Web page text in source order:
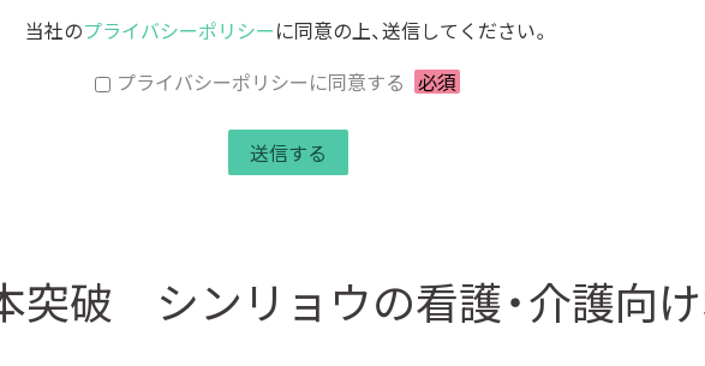
当社のプライバシーポリシーに同意の上、送信してください。
プライバシーポリシーに同意する 必須
突破 シンリョウの看護・介護向